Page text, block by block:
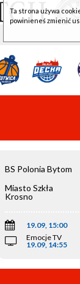
BS Polonia Bytom
Miasto Szkła
Krosno
19.09, 15:00
Emocje TV
19.09, 14:55
Ta strona używa
powinieneś zmienić